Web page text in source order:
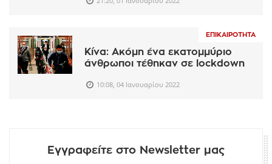
ΕΠΙΚΑΙΡΌΤΗΤΑ
Κίνα: Ακόμη ένα εκατομμύριο
άνθρωποι τέθηκαν σε lockdown
10:08, 04 Ιανουαρίου 2022
Εγγραφείτε στο Newsletter μας